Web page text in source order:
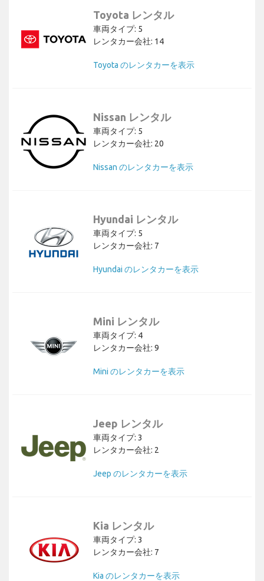
Toyota レンタル
車両タイプ: 5
レンタカー会社: 14
Toyota のレンタカーを表示
Nissan レンタル
車両タイプ: 5
レンタカー会社: 20
Nissan のレンタカーを表示
Hyundai レンタル
車両タイプ: 5
レンタカー会社: 7
Hyundai のレンタカーを表示
Mini レンタル
車両タイプ: 4
レンタカー会社: 9
Mini のレンタカーを表示
Jeep レンタル
車両タイプ: 3
レンタカー会社: 2
Jeep のレンタカーを表示
Kia レンタル
車両タイプ: 3
レンタカー会社: 7
Kia のレンタカーを表示